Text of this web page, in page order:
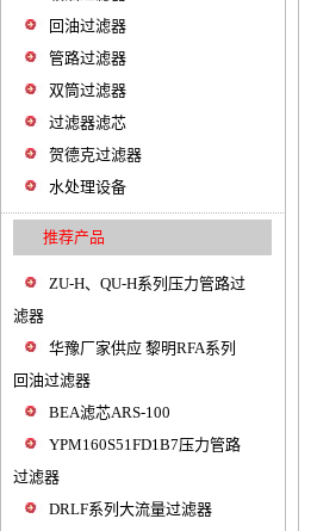
回油过滤器
管路过滤器
双筒过滤器
过滤器滤芯
贺德克过滤器
水处理设备
推荐产品
ZU-H、QU-H系列压力管路过
滤器
华豫厂家供应 黎明RFA系列
回油过滤器
BEA滤芯ARS-100
YPM160S51FD1B7压力管路
过滤器
DRLF系列大流量过滤器